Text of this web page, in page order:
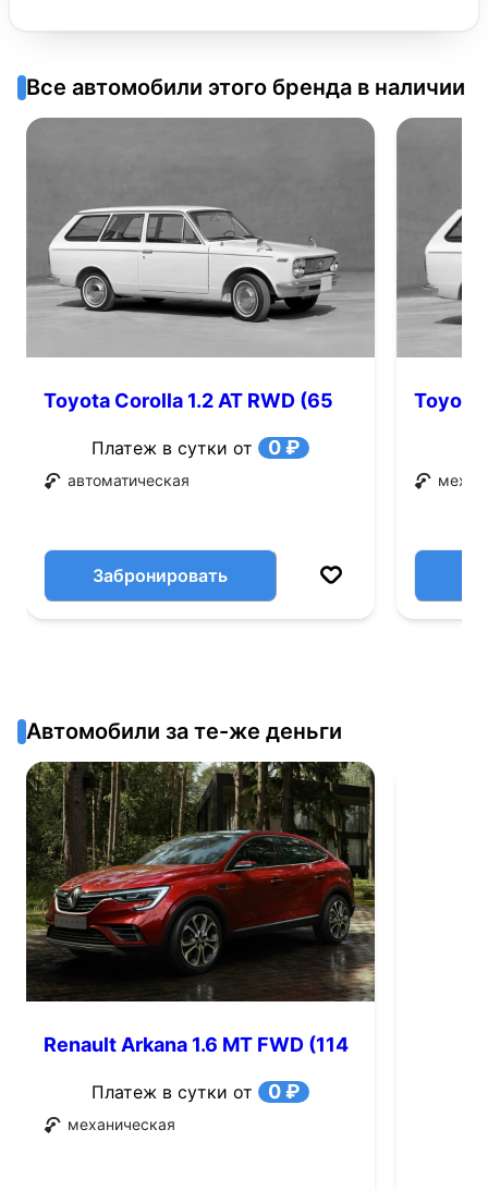
Все автомобили этого бренда в наличии
Toyota Corolla 1.2 AT RWD (65
Платеж в сутки от 0 ₽
автоматическая
Забронировать
Toyota
Автомобили за те-же деньги
Renault Arkana 1.6 MT FWD (114
Платеж в сутки от 0 ₽
механическая